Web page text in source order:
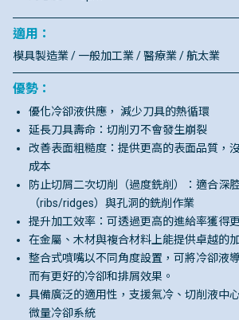
適用：
模具製造業 / 一般加工業 / 醫療業 / 航太業
優勢：
優化冷卻液供應， 減少刀具的熱循環
延長刀具壽命：切削刃不會發生崩裂
改善表面粗糙度：提供更高的表面品質，
成本
防止切屑二次切削（過度銑削）：適合深
（ribs/ridges）與孔洞的銑削作業
提升加工效率：可透過更高的進給率獲得
在金屬、木材與複合材料上能提供卓越的
整合式噴嘴以不同角度設置，可將冷卻液
而有更好的冷卻和排屑效果。
具備廣泛的適用性，支援氣冷、切削液中
微量冷卻系統